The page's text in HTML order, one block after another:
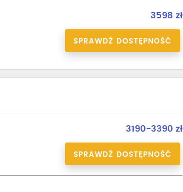
3598 zł
SPRAWDŹ DOSTĘPNOŚĆ
3190-3390 zł
SPRAWDŹ DOSTĘPNOŚĆ